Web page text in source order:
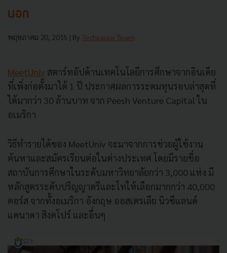
นอก
พฤษภาคม 20, 2015 | By Techsauce Team
MeetUniv สตาร์ทอัปด้านเทคโนโลยีการศึกษาจากอินเดีย
ที่เพิ่งก่อตั้งมาได้ 1 ปี ประกาศผลการระดมทุนรอบล่าสุดที่
ได้มากว่า 30 ล้านบาท จาก Peesh Venture Capital ใน
อเมริกา
วิธีทำรายได้ของ MeetUniv จะมาจากการช่วยผู้ใช้งาน
ค้นหาและสมัครเรียนต่อในต่างประเทศ โดยมีรายชื่อ
สถาบันการศึกษาในระดับมหาวิทยาลัยกว่า 3,000 แห่ง มี
หลักสูตรระดับปริญญาตรีและโทให้เลือกมากกว่า 40,000
คอร์ส จากทั้งอเมริกา อังกฤษ ออสเตรเลีย นิวซีแลนด์
แคนาดา สิงคโปร์ และอื่นๆ